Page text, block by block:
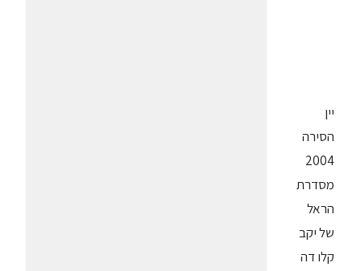
יין
הסירה
2004
מסדרת
הראל
של יקב
קלו דה